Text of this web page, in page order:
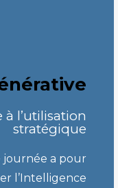
à l’utilisation
stratégique
journée a pour
l’Intelligence